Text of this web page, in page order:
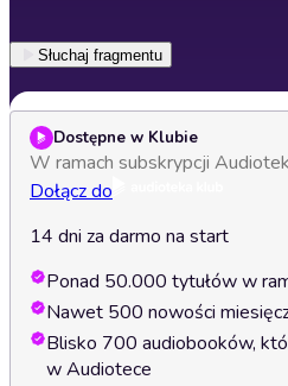
Słuchaj fragmentu
Dostępne w Klubie
W ramach subskrypcji
Dołącz do
14 dni za darmo na start
Ponad 50.000 tytułów w
Nawet 500 nowości
Blisko 700 audiobooków,
w Audiotece